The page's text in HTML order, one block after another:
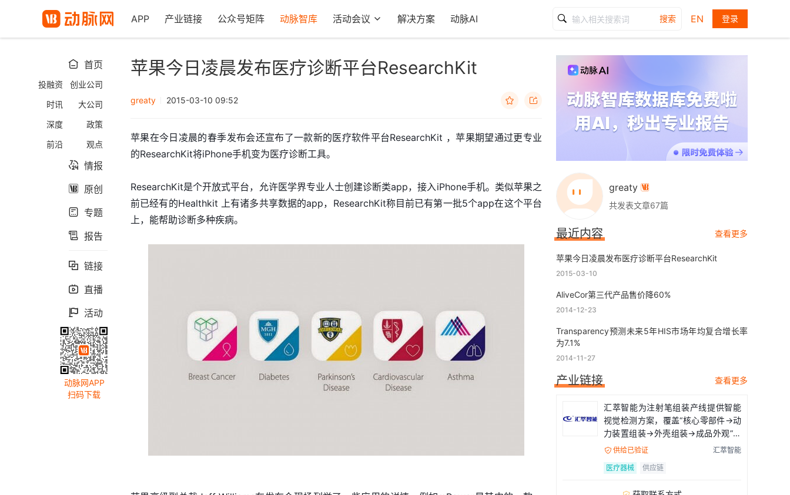
APP 产业链接 公众号矩阵 动脉智库 活动会议 解决方案 动脉AI 搜索 EN 登录
 首页
投融资
创业公司
时讯
大公司
深度
政策
前沿
观点
 情报
 原创
 专题
 报告
 链接
 直播
 活动
动脉网APP
扫码下载
苹果今日凌晨发布医疗诊断平台ResearchKit
greaty 2015-03-10 09:52  
苹果在今日凌晨的春季发布会还宣布了一款新的医疗软件平台ResearchKit ，苹果期望通过更专业
的ResearchKit将iPhone手机变为医疗诊断工具。
ResearchKit是个开放式平台，允许医学界专业人士创建诊断类app，接入iPhone手机。类似苹果之
前已经有的Healthkit 上有诸多共享数据的app，ResearchKit称目前已有第一批5个app在这个平台
上，能帮助诊断多种疾病。
greaty 
共发表文章67篇
最近内容 查看更多
苹果今日凌晨发布医疗诊断平台ResearchKit
2015-03-10
AliveCor第三代产品售价降60%
2014-12-23
Transparency预测未来5年HIS市场年均复合增长率
为7.1%
2014-11-27
产业链接 查看更多
汇萃智能为注射笔组装产线提供智能
视觉检测方案，覆盖“核心零部件→动
力装置组装→外壳组装→成品外观”全
流程
 供给已验证
汇萃智能
医疗器械
供应链